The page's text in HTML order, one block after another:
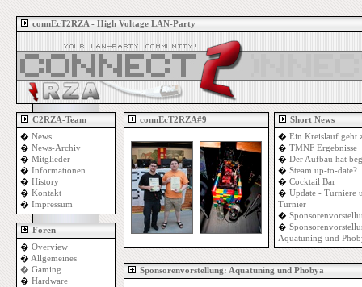
connEcT2RZA - High Voltage LAN-Party
C2RZA-Team
� News
� News-Archiv
� Mitglieder
� Informationen
� History
� Kontakt
� Impressum
Foren
� Overview
� Allgemeines
� Gaming
� Hardware
connEcT2RZA#9
Short News
� Ein Kreislauf geht
� TMNF Ergebnisse
� Der Aufbau hat
� Steam up-to-date?
� Cocktail Bar
� Update - Turniere
Turnier
�
�
Aquatuning und
Sponsorenvorstellung: Aquatuning und Phobya